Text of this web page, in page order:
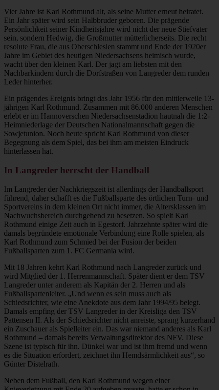
Vier Jahre ist Karl Rothmund alt, als seine Mutter erneut heiratet.
Ein Jahr später wird sein Halbbruder geboren. Die prägende
Persönlichkeit seiner Kindheitsjahre wird nicht der neue Stiefvater
sein, sondern Hedwig, die Großmutter mütterlicherseits. Die recht
resolute Frau, die aus Oberschlesien stammt und Ende der 1920er
Jahre im Gebiet des heutigen Niedersachsens heimisch wurde,
wacht über den kleinen Karl. Der jagt am liebsten mit den
Nachbarkindern durch die Dorfstraßen von Langreder dem runden
Leder hinterher.
Ein prägendes Ereignis bringt das Jahr 1956 für den mittlerweile 13-
jährigen Karl Rothmund. Zusammen mit 86.000 anderen Menschen
erlebt er im Hannoverschen Niedersachsenstadion hautnah die 1:2-
Heimniederlage der Deutschen Nationalmannschaft gegen die
Sowjetunion. Noch heute spricht Karl Rothmund von dieser
Begegnung als dem Spiel, das bei ihm am meisten Eindruck
hinterlassen hat.
In Langreder herrscht der Handball
Im Langreder der Nachkriegszeit ist allerdings der Handballsport
führend, daher schafft es die Fußballsparte des örtlichen Turn- und
Sportvereins in dem kleinen Ort nicht immer, die Altersklassen im
Nachwuchsbereich durchgehend zu besetzen. So spielt Karl
Rothmund einige Zeit auch in Egestorf. Jahrzehnte später wird die
damals begründete emotionale Verbindung eine Rolle spielen, als
Karl Rothmund zum Schmied bei der Fusion der beiden
Fußballsparten zum 1. FC Germania wird.
Mit 18 Jahren kehrt Karl Rothmund nach Langreder zurück und
wird Mitglied der 1. Herrenmannschaft. Später dient er dem TSV
Langreder unter anderem als Kapitän der 2. Herren und als
Fußballspartenleiter. „Und wenn es sein muss auch als
Schiedsrichter, wie eine Anekdote aus dem Jahr 1994/95 belegt.
Damals empfing der TSV Langreder in der Kreisliga den TSV
Pattensen II. Als der Schiedsrichter nicht anreiste, sprang kurzerhand
ein Zuschauer als Spielleiter ein. Das war niemand anderes als Karl
Rothmund – damals bereits Verwaltungsdirektor des NFV. Diese
Szene ist typisch für ihn. Dünkel war und ist ihm fremd und wenn
es die Situation erfordert, zeichnet ihn Hemdsärmlichkeit aus“, so
Günter Distelrath.
Neben dem Fußball, den Karl Rothmund wegen einer